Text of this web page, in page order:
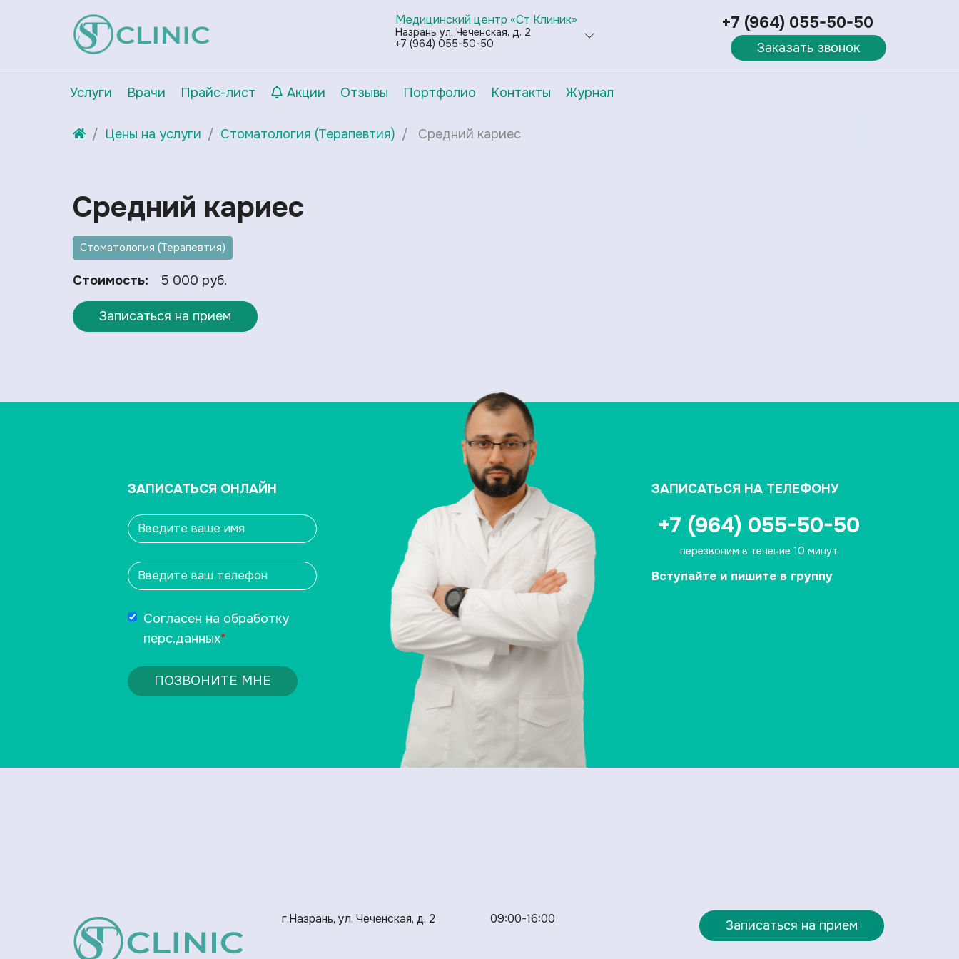
Медицинский центр «Ст Клиник»
Назрань ул. Чеченская, д. 2
+7 (964) 055-50-50
+7 (964) 055-50-50
Заказать звонок
Услуги Врачи Прайс-лист Акции Отзывы Портфолио Контакты Журнал
Цены на услуги Стоматология (Терапевтия) Средний кариес
Средний кариес
Стоматология (Терапевтия)
Стоимость: 5 000 руб.
Записаться на прием
ЗАПИСАТЬСЯ ОНЛАЙН
Согласен на обработку
перс.данных*
ПОЗВОНИТЕ МНЕ
ЗАПИСАТЬСЯ НА ТЕЛЕФОНУ
+7 (964) 055-50-50
перезвоним в течение 10 минут
Вступайте и пишите в группу
г.Назрань, ул. Чеченская, д. 2 09:00-16:00 Записаться на прием